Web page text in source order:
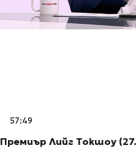
57:49
Премиър Лийг Токшоу